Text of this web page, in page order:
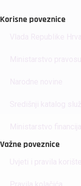
Korisne poveznice
Važne poveznice